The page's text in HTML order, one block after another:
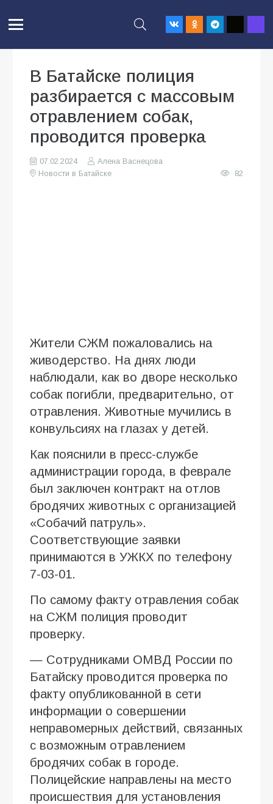
В Батайске полиция
разбирается с массовым
отравлением собак,
проводится проверка
07.02.2024
Алена Васнецова
Новости в Батайске
82
Жители СЖМ пожаловались на
живодерство. На днях люди
наблюдали, как во дворе несколько
собак погибли, предварительно, от
отравления. Животные мучились в
конвульсиях на глазах у детей.
Как пояснили в пресс-службе
администрации города, в феврале
был заключен контракт на отлов
бродячих животных с организацией
«Собачий патруль».
Соответствующие заявки
принимаются в УЖКХ по телефону
7-03-01.
По самому факту отравления собак
на СЖМ полиция проводит
проверку.
— Сотрудниками ОМВД России по
Батайску проводится проверка по
факту опубликованной в сети
информации о совершении
неправомерных действий, связанных
с возможным отравлением
бродячих собак в городе.
Полицейские направлены на место
происшествия для установления